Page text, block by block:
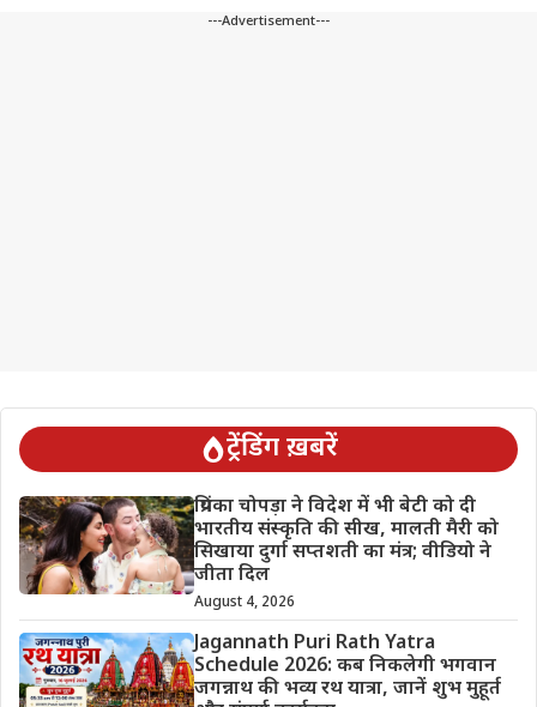
---Advertisement---
ट्रेंडिंग ख़बरें
प्रियंका चोपड़ा ने विदेश में भी बेटी को दी
भारतीय संस्कृति की सीख, मालती मैरी को
सिखाया दुर्गा सप्तशती का मंत्र; वीडियो ने
जीता दिल
August 4, 2026
Jagannath Puri Rath Yatra
Schedule 2026: कब निकलेगी भगवान
जगन्नाथ की भव्य रथ यात्रा, जानें शुभ मुहूर्त